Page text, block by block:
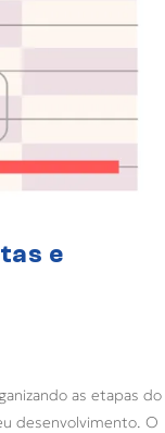
e
as etapas do
desenvolvimento. O